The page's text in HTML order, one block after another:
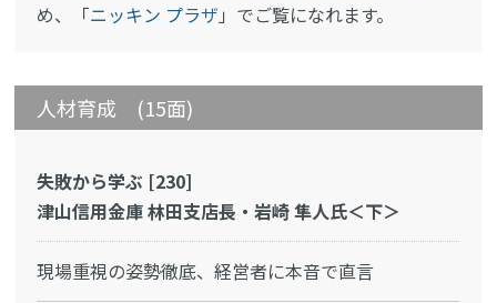
め、「ニッキン プラザ 」でご覧になれます。
人材育成 (15面)
失敗から学ぶ [230]
津山信用金庫 林田支店長・岩崎 隼人氏＜下＞
現場重視の姿勢徹底、経営者に本音で直言